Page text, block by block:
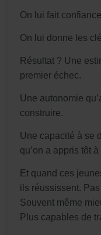
On lui fait
On lui donne les
Résultat ? Une
premier échec.
Une autonomie
construire.
Une capacité à se
qu’on a appris tôt
Et quand ces
ils réussissent.
Souvent même
Plus capables de